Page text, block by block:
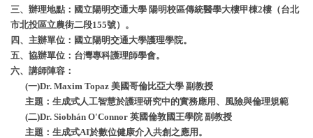
三、辦理地點：國立陽明交通大學 陽明校區傳統醫學大樓甲棟2樓（台北
市北投區立農街二段155號）。
四、主辦單位：國立陽明交通大學護理學院。
五、協辦單位：台灣專科護理師學會。
六、講師陣容：
(一)Dr. Maxim Topaz 美國哥倫比亞大學 副教授
主題：生成式人工智慧於護理研究中的實務應用、風險與倫理規範
(二)Dr. Siobhán O'Connor 英國倫敦國王學院 副教授
主題：生成式AI於數位健康介入共創之應用。